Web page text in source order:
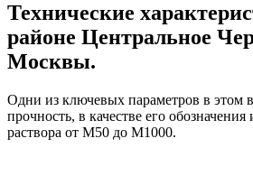
Технические
районе Центральное
Москвы.
Одни из ключевых параметров в этом
прочность, в качестве его обозначения
раствора от М50 до М1000.